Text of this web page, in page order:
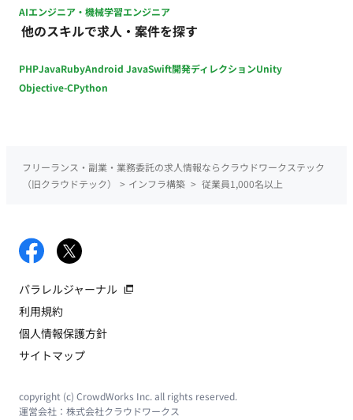
AIエンジニア・機械学習エンジニア
他のスキルで求人・案件を探す
PHPJavaRubyAndroid JavaSwift開発ディレクションUnity
Objective-CPython
フリーランス・副業・業務委託の求人情報ならクラウドワークステック
（旧クラウドテック）
> インフラ構築 > 従業員1,000名以上
パラレルジャーナル
利用規約
個人情報保護方針
サイトマップ
copyright (c) CrowdWorks Inc. all rights reserved.
運営会社： 株式会社クラウドワークス